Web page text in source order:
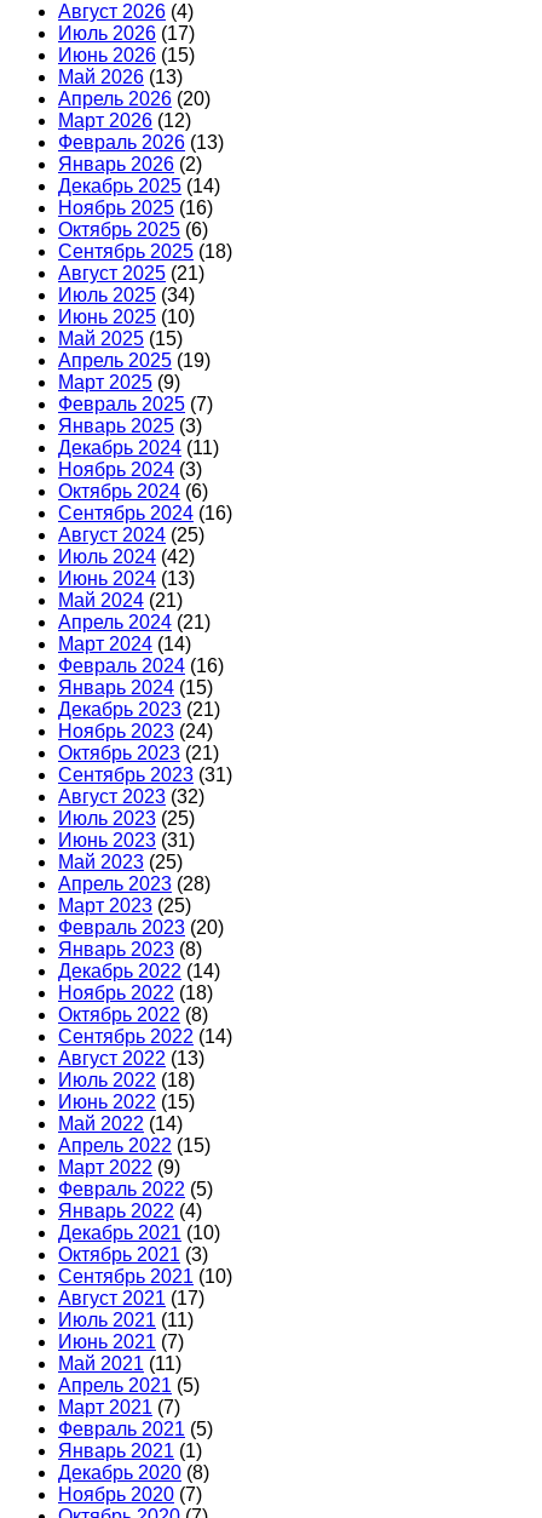
Август 2026 (4)
Июль 2026 (17)
Июнь 2026 (15)
Май 2026 (13)
Апрель 2026 (20)
Март 2026 (12)
Февраль 2026 (13)
Январь 2026 (2)
Декабрь 2025 (14)
Ноябрь 2025 (16)
Октябрь 2025 (6)
Сентябрь 2025 (18)
Август 2025 (21)
Июль 2025 (34)
Июнь 2025 (10)
Май 2025 (15)
Апрель 2025 (19)
Март 2025 (9)
Февраль 2025 (7)
Январь 2025 (3)
Декабрь 2024 (11)
Ноябрь 2024 (3)
Октябрь 2024 (6)
Сентябрь 2024 (16)
Август 2024 (25)
Июль 2024 (42)
Июнь 2024 (13)
Май 2024 (21)
Апрель 2024 (21)
Март 2024 (14)
Февраль 2024 (16)
Январь 2024 (15)
Декабрь 2023 (21)
Ноябрь 2023 (24)
Октябрь 2023 (21)
Сентябрь 2023 (31)
Август 2023 (32)
Июль 2023 (25)
Июнь 2023 (31)
Май 2023 (25)
Апрель 2023 (28)
Март 2023 (25)
Февраль 2023 (20)
Январь 2023 (8)
Декабрь 2022 (14)
Ноябрь 2022 (18)
Октябрь 2022 (8)
Сентябрь 2022 (14)
Август 2022 (13)
Июль 2022 (18)
Июнь 2022 (15)
Май 2022 (14)
Апрель 2022 (15)
Март 2022 (9)
Февраль 2022 (5)
Январь 2022 (4)
Декабрь 2021 (10)
Октябрь 2021 (3)
Сентябрь 2021 (10)
Август 2021 (17)
Июль 2021 (11)
Июнь 2021 (7)
Май 2021 (11)
Апрель 2021 (5)
Март 2021 (7)
Февраль 2021 (5)
Январь 2021 (1)
Декабрь 2020 (8)
Ноябрь 2020 (7)